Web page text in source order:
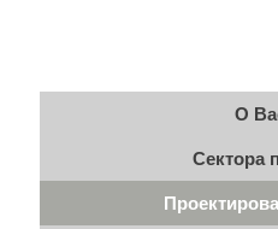
О
Сектора